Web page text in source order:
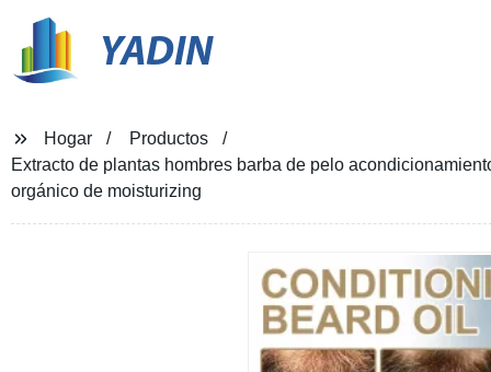
YADIN
Hogar
Productos
Extracto de plantas hombres barba de pelo
orgánico de moisturizing